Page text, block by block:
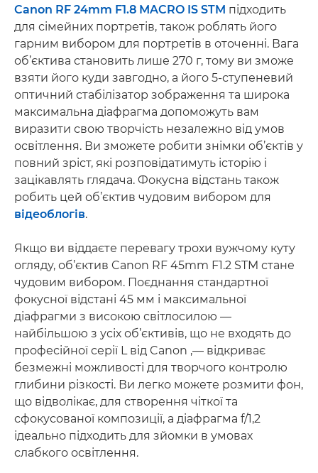
Canon RF 24mm F1.8 MACRO IS STM підходить
для сімейних портретів, також роблять його
гарним вибором для портретів в оточенні. Вага
об’єктива становить лише 270 г, тому ви зможе
взяти його куди завгодно, а його 5-ступеневий
оптичний стабілізатор зображення та широка
максимальна діафрагма допоможуть вам
виразити свою творчість незалежно від умов
освітлення. Ви зможете робити знімки об’єктів у
повний зріст, які розповідатимуть історію і
зацікавлять глядача. Фокусна відстань також
робить цей об’єктив чудовим вибором для
відеоблогів.
Якщо ви віддаєте перевагу трохи вужчому куту
огляду, об’єктив Canon RF 45mm F1.2 STM стане
чудовим вибором. Поєднання стандартної
фокусної відстані 45 мм і максимальної
діафрагми з високою світлосилою —
найбільшою з усіх об’єктивів, що не входять до
професійної серії L від Canon ,— відкриває
безмежні можливості для творчого контролю
глибини різкості. Ви легко можете розмити фон,
що відволікає, для створення чіткої та
сфокусованої композиції, а діафрагма f/1,2
ідеально підходить для зйомки в умовах
слабкого освітлення.